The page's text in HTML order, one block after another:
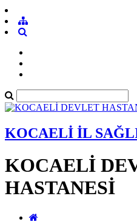
KOCAELİ İL
KOCAELİ
HASTANESİ